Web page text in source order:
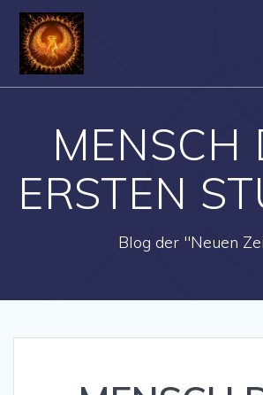
MENSCH
ERSTEN
Blog der "Neuen